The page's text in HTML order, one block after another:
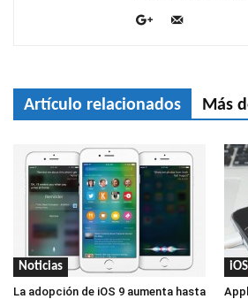
Artículo relacionados Más
Noticias
La adopción de iOS 9 aumenta hasta
iOS